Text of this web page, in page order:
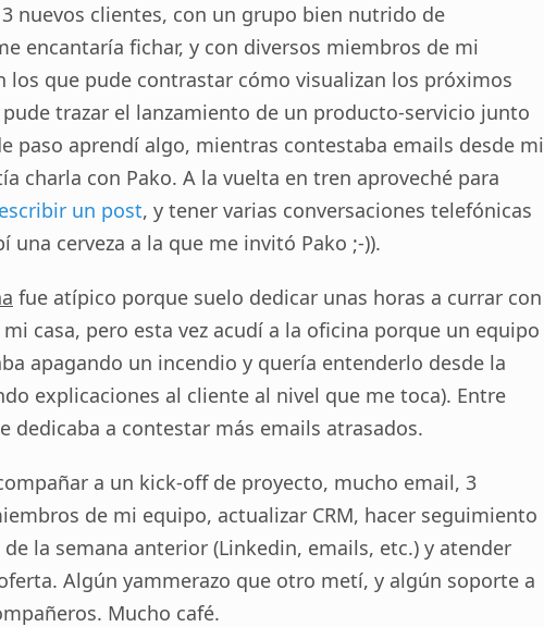
nuevos clientes, con un grupo bien nutrido de
encantaría fichar, y con diversos miembros de mi
los que pude contrastar cómo visualizan los próximos
pude trazar el lanzamiento de un producto-servicio junto
paso aprendí algo, mientras contestaba emails desde mi
charla con Pako. A la vuelta en tren aproveché para
escribir un post, y tener varias conversaciones telefónicas
una cerveza a la que me invitó Pako ;-)).
fue atípico porque suelo dedicar unas horas a currar con
casa, pero esta vez acudí a la oficina porque un equipo
apagando un incendio y quería entenderlo desde la
explicaciones al cliente al nivel que me toca). Entre
dedicaba a contestar más emails atrasados.
a un kick-off de proyecto, mucho email, 3
de mi equipo, actualizar CRM, hacer seguimiento
la semana anterior (Linkedin, emails, etc.) y atender
Algún yammerazo que otro metí, y algún soporte a
Mucho café.